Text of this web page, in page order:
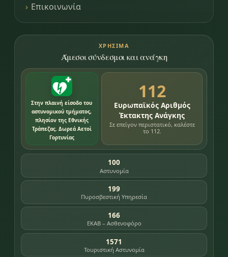
Επικοινωνία
ΧΡΉΣΙΜΑ
Άμεσοι σύνδεσμοι και ανάγκη
Στην πλαινή είσοδο του
αστυνομικού τμήματος,
πλησίον της Εθνικής
Τράπεζας. Δωρεά Αετοί
Γορτυνίας
112
Ευρωπαϊκός Αριθμός
Έκτακτης Ανάγκης
Σε επείγον περιστατικό, καλέστε
το 112.
100
Αστυνομία
199
Πυροσβεστική Υπηρεσία
166
ΕΚΑΒ – Ασθενοφόρο
1571
Τουριστική Αστυνομία